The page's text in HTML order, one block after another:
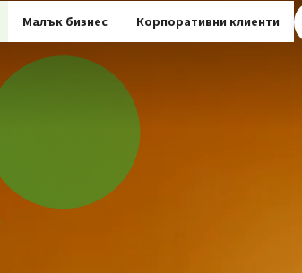
Малък бизнес Корпоративни клиенти